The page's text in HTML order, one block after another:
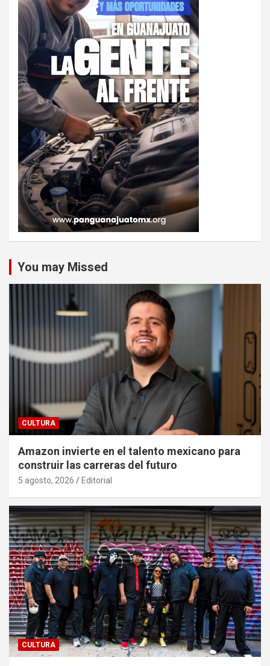
You may Missed
CULTURA
Amazon invierte en el talento mexicano para
construir las carreras del futuro
5 agosto, 2026 Editorial
CULTURA